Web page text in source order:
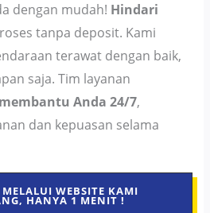
dengan mudah! Hindari
tanpa deposit. Kami
terawat dengan baik,
saja. Tim layanan
Anda 24/7,
dan kepuasan selama
WEBSITE KAMI
HANYA 1 MENIT !